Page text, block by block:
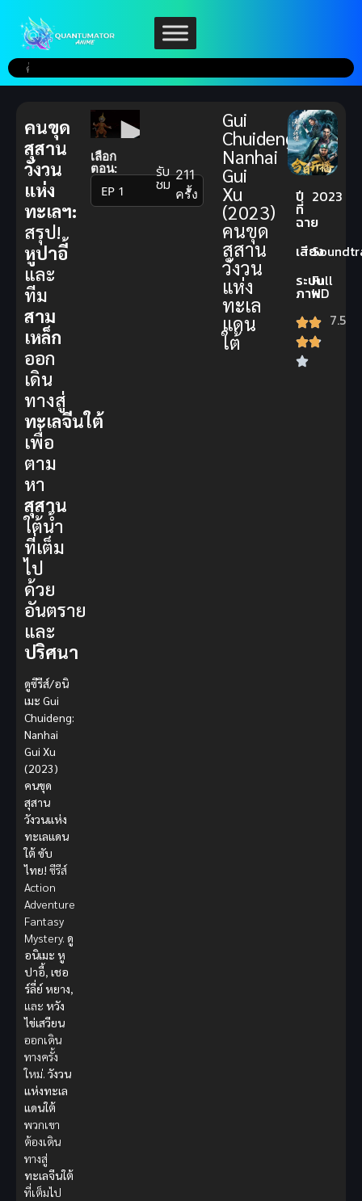
เลือก
ตอน:
▼
รับ
ชม 211
ครั้ง
Gui
Chuideng
Nanhai
Gui
Xu
(2023)
คนขุด
สุสาน
วังวน
แห่ง
ทะเล
แดน
ใต้
ปี
ที่
ฉาย
2023
เสียง
ระบบ
ภาพ
Full
HD
7.5
คนขุด
สุสาน
วังวน
แห่ง
ทะเลฯ:
สรุป!
หูปาอี้
และ
ทีม
สาม
เหล็ก
ออก
เดิน
ทางสู่
ทะเลจีนใต้
เพื่อ
ตาม
หา
สุสาน
ใต้น้ำ
ที่เต็ม
ไป
ด้วย
อันตราย
และ
ปริศนา
ดูซีรีส์/อนิ
เมะ Gui
Chuideng:
Nanhai
Gui Xu
(2023)
คนขุด
สุสาน
วังวนแห่ง
ทะเลแดน
ใต้ ซับ
ไทย! ซีรีส์
Action
Adventure
Fantasy
Mystery. ดู
อนิเมะ หู
ปาอี้, เชอ
ร์ลี่ย์ หยาง,
และ หวัง
ไข่เสวียน
ออกเดิน
ทางครั้ง
ใหม่. วังวน
แห่งทะเล
แดนใต้
พวกเขา
ต้องเดิน
ทางสู่
ทะเลจีนใต้
ที่เต็มไป